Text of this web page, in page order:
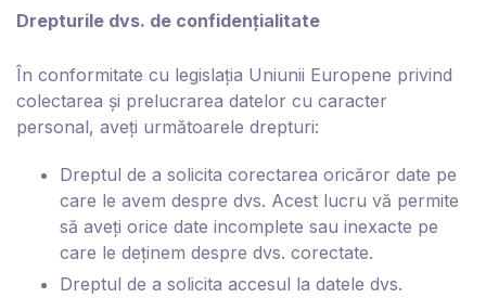
Drepturile dvs. de confidențialitate
În conformitate cu legislația Uniunii Europene privind
colectarea și prelucrarea datelor cu caracter
personal, aveți următoarele drepturi:
Dreptul de a solicita corectarea oricăror date pe
care le avem despre dvs. Acest lucru vă permite
să aveți orice date incomplete sau inexacte pe
care le deținem despre dvs. corectate.
Dreptul de a solicita accesul la datele dvs.